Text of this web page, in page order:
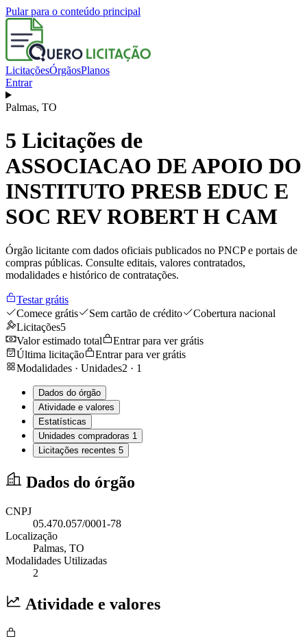
Pular para o conteúdo principal
LicitaçõesÓrgãosPlanos
Entrar
Palmas, TO
5 Licitações de
ASSOCIACAO DE APOIO DO
INSTITUTO PRESB EDUC E
SOC REV ROBERT H CAM
Órgão licitante com dados oficiais publicados no PNCP e portais de
compras públicas. Consulte editais, valores contratados,
modalidades e histórico de contratações.
Testar grátis
Comece grátis
Sem cartão de crédito
Cobertura nacional
Licitações5
Valor estimado total
Entrar para ver grátis
Última licitação
Entrar para ver grátis
Modalidades · Unidades2 · 1
Dados do órgão
Atividade e valores
Estatísticas
Unidades compradoras 1
Licitações recentes 5
Dados do órgão
CNPJ
05.470.057/0001-78
Localização
Palmas, TO
Modalidades Utilizadas
2
Atividade e valores